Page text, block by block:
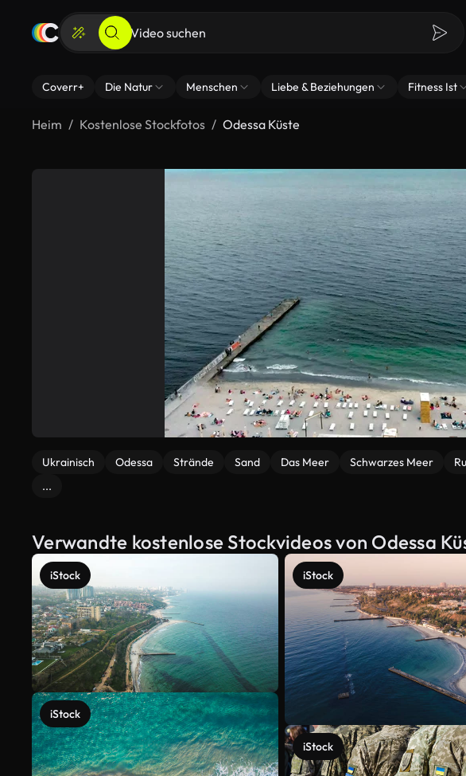
Coverr+ Die Natur Menschen Liebe & Beziehungen Fitness Ist
Heim Kostenlose Stockfotos Odessa Küste
Ukrainisch Odessa Strände Sand Das Meer Schwarzes Meer
...
Verwandte kostenlose Stockvideos von Odessa
iStock
iStock
iStock
iStock